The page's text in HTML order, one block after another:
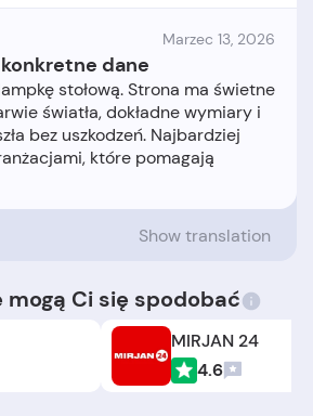
Marzec 13, 2026
dane
stołową. Strona ma świetne
światła, dokładne wymiary i
bez uszkodzeń. Najbardziej
które pomagają
Show translation
mogą Ci się spodobać
MIRJAN 24
4.6